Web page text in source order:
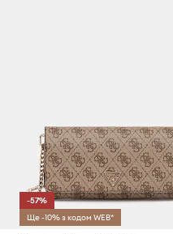
-57%
Ще -10% з кодом WEB*